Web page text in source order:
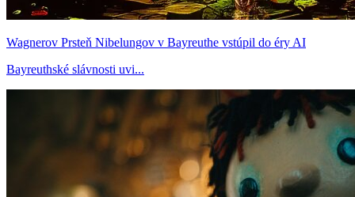
Wagnerov Prsteň Nibelungov v Bayreuthe vstúpil do éry AI
Bayreuthské slávnosti uvi...